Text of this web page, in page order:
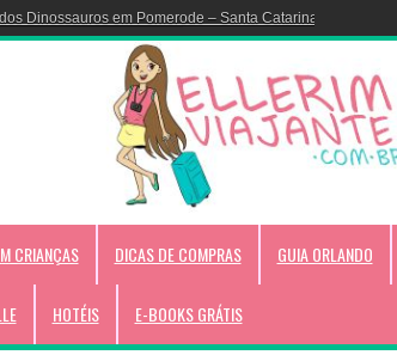
do Disney Cruise!
CRIANÇAS DICAS DE COMPRAS GUIA ORLANDO
HOTÉIS E-BOOKS GRÁTIS